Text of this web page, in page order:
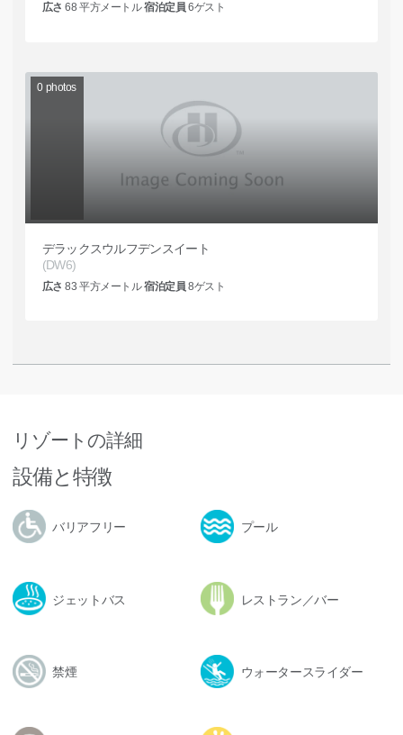
広さ 68 平方メートル宿泊定員 6ゲスト
0 photos
デラックスウルフデンスイート
(DW6)
広さ 83 平方メートル宿泊定員 8ゲスト
リゾートの詳細
設備と特徴
バリアフリー プール
ジェットバス レストラン／バー
禁煙 ウォータースライダー